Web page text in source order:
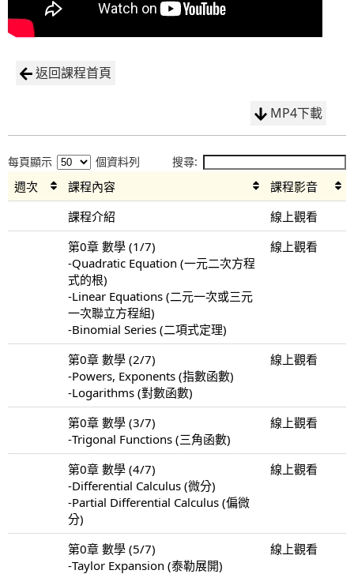
返回課程首頁
MP4下載
每頁顯示 個資料列 搜尋:
週次 課程內容
課程影音
課程介紹
線上觀看
第0章 數學 (1/7)
-Quadratic Equation (一元二次方程
式的根)
-Linear Equations (二元一次或三元
一次聯立方程組)
-Binomial Series (二項式定理)
線上觀看
第0章 數學 (2/7)
-Powers, Exponents (指數函數)
-Logarithms (對數函數)
線上觀看
第0章 數學 (3/7)
-Trigonal Functions (三角函數)
線上觀看
第0章 數學 (4/7)
-Differential Calculus (微分)
-Partial Differential Calculus (偏微
分)
線上觀看
第0章 數學 (5/7)
-Taylor Expansion (泰勒展開)
線上觀看